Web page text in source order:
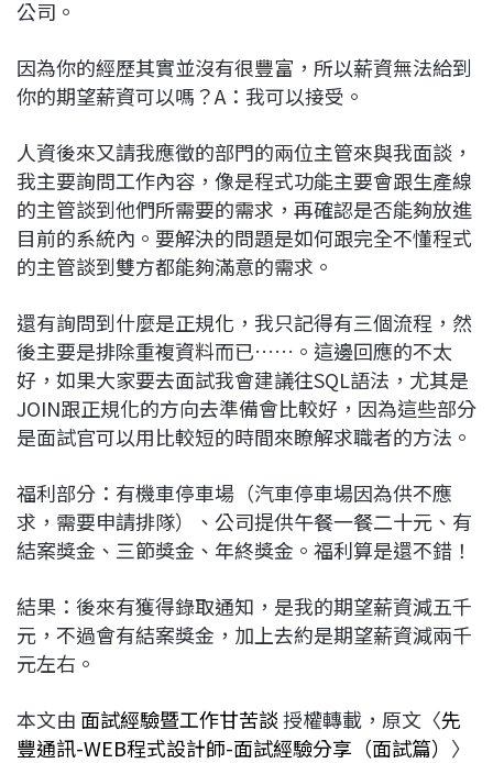
公司。
因為你的經歷其實並沒有很豐富，所以薪資無法給到
你的期望薪資可以嗎？A：我可以接受。
人資後來又請我應徵的部門的兩位主管來與我面談，
我主要詢問工作內容，像是程式功能主要會跟生產線
的主管談到他們所需要的需求，再確認是否能夠放進
目前的系統內。要解決的問題是如何跟完全不懂程式
的主管談到雙方都能夠滿意的需求。
還有詢問到什麼是正規化，我只記得有三個流程，然
後主要是排除重複資料而已……。這邊回應的不太
好，如果大家要去面試我會建議往SQL語法，尤其是
JOIN跟正規化的方向去準備會比較好，因為這些部分
是面試官可以用比較短的時間來瞭解求職者的方法。
福利部分：有機車停車場（汽車停車場因為供不應
求，需要申請排隊）、公司提供午餐一餐二十元、有
結案獎金、三節獎金、年終獎金。福利算是還不錯！
結果：後來有獲得錄取通知，是我的期望薪資減五千
元，不過會有結案獎金，加上去約是期望薪資減兩千
元左右。
本文由 面試經驗暨工作甘苦談授權轉載，原文〈先
豐通訊-WEB程式設計師-面試經驗分享（面試篇） 〉